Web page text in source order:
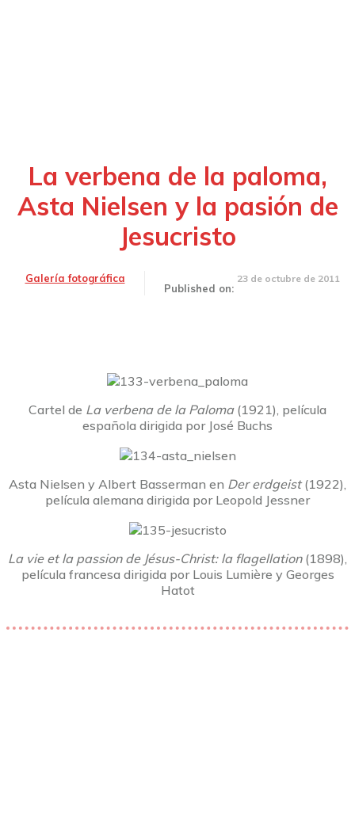
La verbena de la paloma,
Asta Nielsen y la pasión de
Jesucristo
Galería fotográfica
Published on:
23 de octubre de 2011
Cartel de La verbena de la Paloma (1921), película
española dirigida por José Buchs
Asta Nielsen y Albert Basserman en Der erdgeist(1922),
película alemana dirigida por Leopold Jessner
La vie et la passion de Jésus-Christ: la flagellation (1898),
película francesa dirigida por Louis Lumière y Georges
Hatot